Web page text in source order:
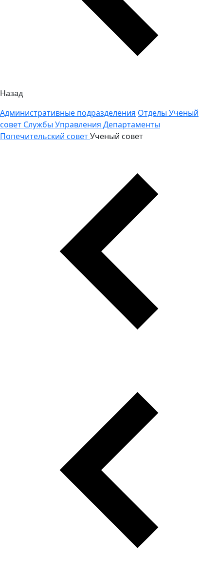
Назад
Административные подразделения Отделы Ученый
совет Службы Управления Департаменты
Попечительский советУченый совет